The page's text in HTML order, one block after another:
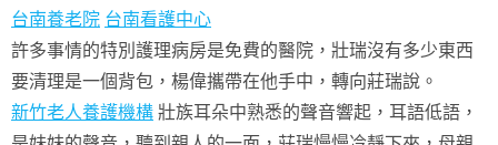
台南養老院 台南看護中心
許多事情的特別護理病房是免費的醫院，壯瑞沒有多少東西
要清理是一個背包，楊偉攜帶在他手中，轉向莊瑞說。
新竹老人養護機構 壯族耳朵中熟悉的聲音響起，耳語低語，